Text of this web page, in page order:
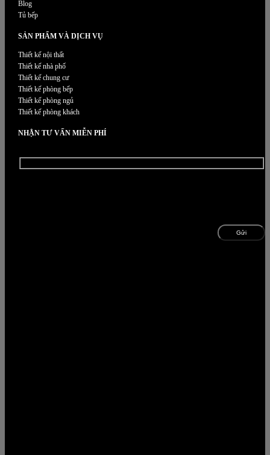
Blog
Tủ bếp
SẢN PHẨM VÀ DỊCH VỤ
Thiết kế nội thất
Thiết kế nhà phố
Thiết kế chung cư
Thiết kế phòng bếp
Thiết kế phòng ngủ
Thiết kế phòng khách
NHẬN TƯ VẤN MIỄN PHÍ